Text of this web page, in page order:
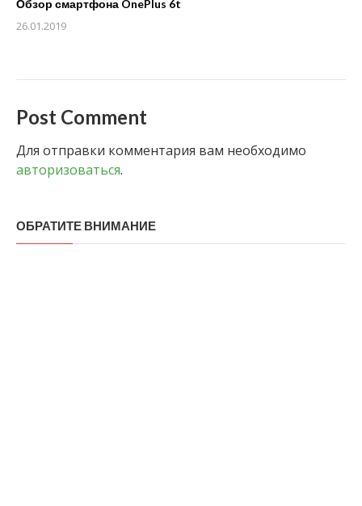
Обзор смартфона OnePlus 6t
26.01.2019
Post Comment
Для отправки комментария вам необходимо
авторизоваться.
ОБРАТИТЕ ВНИМАНИЕ